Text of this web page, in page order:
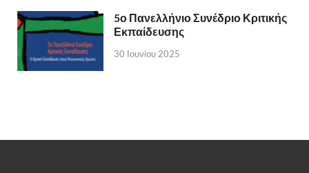
5ο Πανελλήνιο Συνέδριο Κριτικής
Εκπαίδευσης
30 Ιουνίου 2025